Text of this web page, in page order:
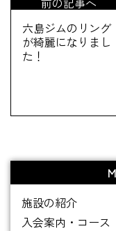
六島ジムのリング
が綺麗になりまし
た！
施設の紹介
入会案内・コース